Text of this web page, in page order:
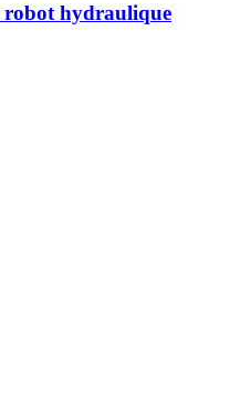
robot hydraulique